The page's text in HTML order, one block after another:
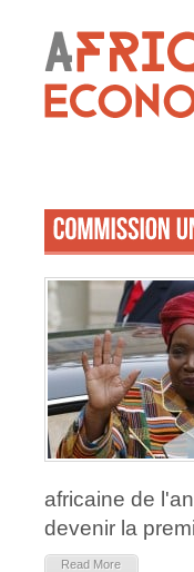
africaine de
devenir la
Read More